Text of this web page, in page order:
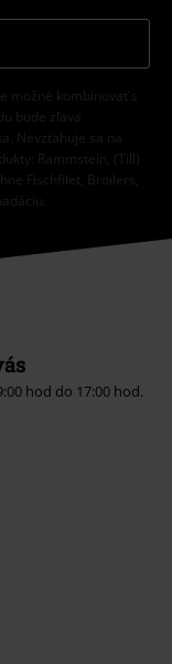
možné kombinovať s
bude zľava
Nevzťahuje sa na
Rammstein, (Till)
Fischfilet, Broilers,
hod do 17:00 hod.